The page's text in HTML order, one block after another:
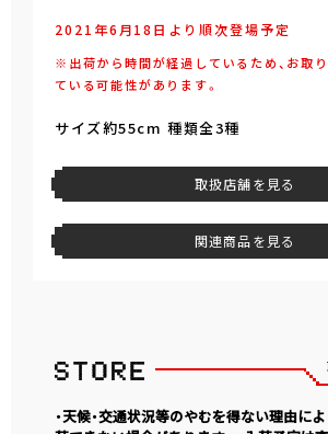
2021年6月18日より順次登場予定
※出荷から時間が経過しているため、お取
ている可能性があります。
サイズ約55cm 種類全3種
取扱店舗を見る
関連商品を見る
・天候・交通状況等のやむを得ない理由に